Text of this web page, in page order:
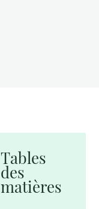
Tables
des
matières